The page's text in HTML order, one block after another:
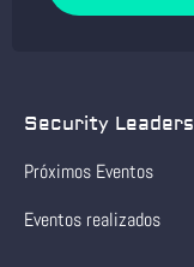
Security Leaders
Próximos Eventos
Eventos realizados